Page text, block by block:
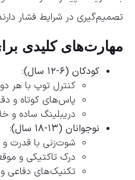
تصمیم‌گیری در شرایط فشار
مهارت‌های کلیدی
کودکان (۶-۱۲ سال)
:
کنترل توپ با هر دو
پاس‌های کوتاه و
دریبلینگ ساده و
نوجوانان (۱۳-۱۸ سال)
:
شوت‌زنی با قدرت
درک تاکتیکی و
تکنیک‌های دفاعی